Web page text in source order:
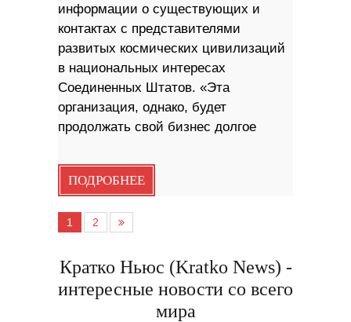
информации о существующих и
контактах с представителями
развитых космических цивилизаций
в национальных интересах
Соединенных Штатов. «Эта
организация, однако, будет
продолжать свой бизнес долгое
ПОДРОБНЕЕ
1 2
Кратко Ньюс (Kratko News) -
интересные новости со всего
мира